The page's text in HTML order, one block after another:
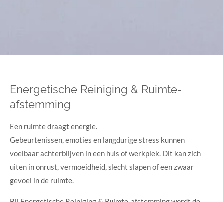
Energetische Reiniging & Ruimte-
afstemming
Een ruimte draagt energie.
Gebeurtenissen, emoties en langdurige stress kunnen
voelbaar achterblijven in een huis of werkplek. Dit kan zich
uiten in onrust, vermoeidheid, slecht slapen of een zwaar
gevoel in de ruimte.